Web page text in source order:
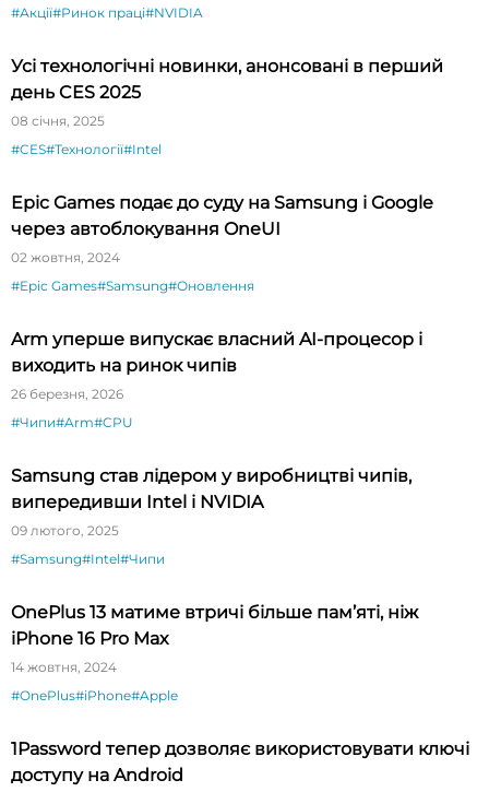
#Акції#Ринок праці#NVIDIA
Усі технологічні новинки, анонсовані в перший
день CES 2025
08 січня, 2025
#CES#Технології#Intel
Epic Games подає до суду на Samsung і Google
через автоблокування OneUI
02 жовтня, 2024
#Epic Games#Samsung#Оновлення
Arm уперше випускає власний AI-процесор і
виходить на ринок чипів
26 березня, 2026
#Чипи#Arm#CPU
Samsung став лідером у виробництві чипів,
випередивши Intel і NVIDIA
09 лютого, 2025
#Samsung#Intel#Чипи
OnePlus 13 матиме втричі більше пам’яті, ніж
iPhone 16 Pro Max
14 жовтня, 2024
#OnePlus#iPhone#Apple
1Password тепер дозволяє використовувати ключі
доступу на Android